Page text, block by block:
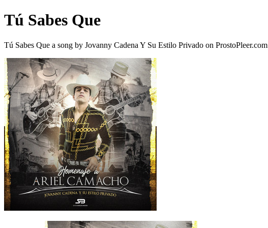
Tú Sabes Que
Tú Sabes Que a song by Jovanny Cadena Y Su Estilo Privado on ProstoPleer.com